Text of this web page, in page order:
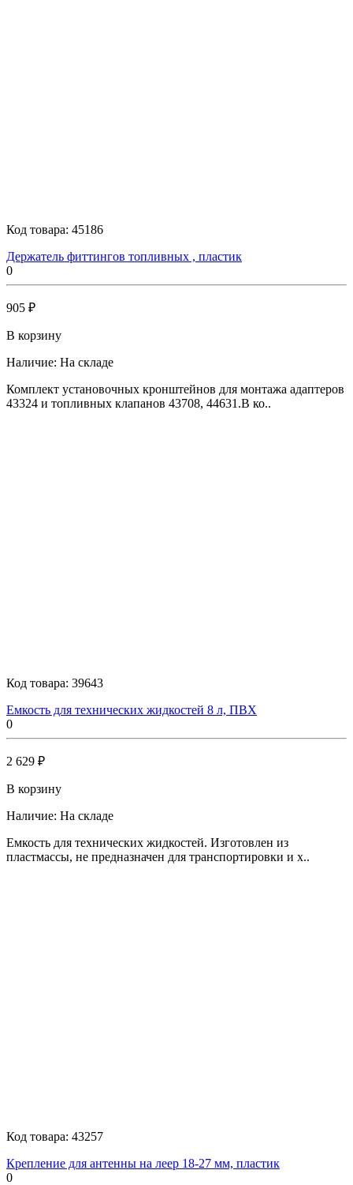
Код товара: 45186
Держатель фиттингов топливных , пластик
0
905 ₽
В корзину
Наличие: На складе
Комплект установочных кронштейнов для монтажа адаптеров
43324 и топливных клапанов 43708, 44631.В ко..
Код товара: 39643
Емкость для технических жидкостей 8 л, ПВХ
0
2 629 ₽
В корзину
Наличие: На складе
Емкость для технических жидкостей. Изготовлен из
пластмассы, не предназначен для транспортировки и х..
Код товара: 43257
Крепление для антенны на леер 18-27 мм, пластик
0